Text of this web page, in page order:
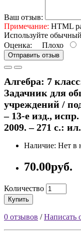
Ваш отзыв:
Примечание: HTML
Используйте обычный
Оценка: Плохо
Отправить отзыв
Алгебра: 7
Задачник для
учреждений /
– 13-е изд.,
2009. – 271 с.:
Наличие: Нет в
70.00руб.
Количество
Купить
0 отзывов /Написать